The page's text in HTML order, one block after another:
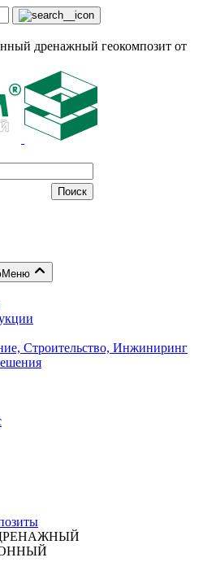
Меню
Строительство, Инжиниринг